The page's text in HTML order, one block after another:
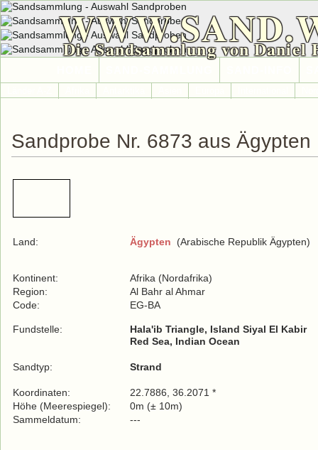
Die Sandsammlung von Daniel
Sandprobe Nr. 6873 aus Ägypten
Land: Ägypten (Arabische Republik Ägypten)
Kontinent:
Afrika (Nordafrika)
Region:
Al Bahr al Ahmar
Code:
EG-BA
Fundstelle:
Hala'ib Triangle, Island Siyal El Kabir
Red Sea, Indian Ocean
Sandtyp: Strand
Koordinaten:
22.7886, 36.2071 *
Höhe (Meerespiegel):
0m (± 10m)
Sammeldatum:
---